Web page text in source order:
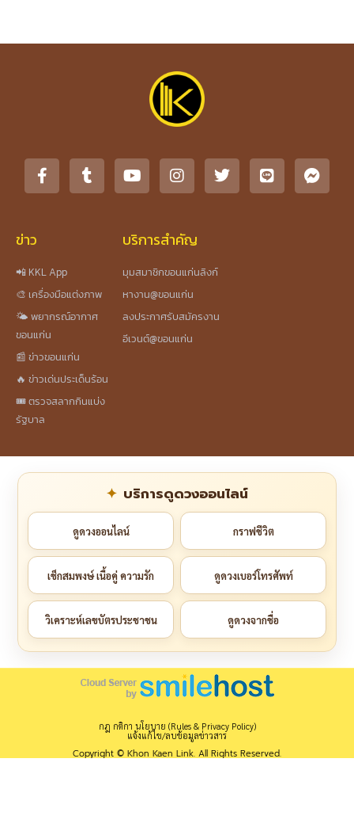
ข่าว
📲 KKL App
🎨 เครื่องมือแต่งภาพ
🌤️ พยากรณ์อากาศ
ขอนแก่น
📰 ข่าวขอนแก่น
🔥 ข่าวเด่นประเด็นร้อน
🎟️ ตรวจสลากกินแบ่ง
รัฐบาล
บริการสำคัญ
มุมสมาชิกขอนแก่นลิงก์
หางาน@ขอนแก่น
ลงประกาศรับสมัครงาน
อีเวนต์@ขอนแก่น
บริการดูดวงออนไลน์
ดูดวงออนไลน์ กราฟชีวิต
เช็กสมพงษ์ เนื้อคู่ ความรัก ดูดวงเบอร์โทรศัพท์
วิเคราะห์เลขบัตรประชาชน ดูดวงจากชื่อ
กฎ กติกา นโยบาย (Rules & Privacy Policy)
แจ้งแก้ไข/ลบข้อมูลข่าวสาร
Copyright © Khon Kaen Link. All Rights Reserved.